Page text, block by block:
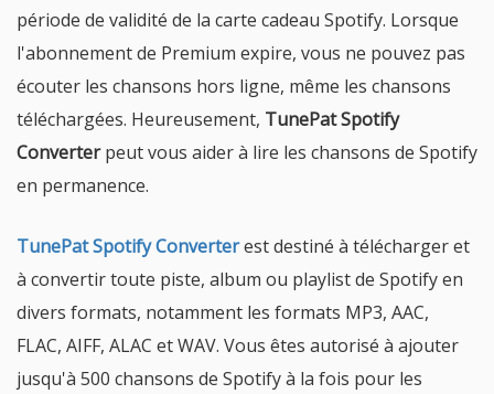
période de validité de la carte cadeau Spotify. Lorsque
l'abonnement de Premium expire, vous ne pouvez pas
écouter les chansons hors ligne, même les chansons
téléchargées. Heureusement, TunePat Spotify
Converterpeut vous aider à lire les chansons de Spotify
en permanence.
TunePat Spotify Converterest destiné à télécharger et
à convertir toute piste, album ou playlist de Spotify en
divers formats, notamment les formats MP3, AAC,
FLAC, AIFF, ALAC et WAV. Vous êtes autorisé à ajouter
jusqu'à 500 chansons de Spotify à la fois pour les